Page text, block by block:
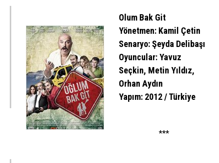
Olum Bak Git
Yönetmen: Kamil Çetin
Senaryo: Şeyda Delibaşı
Oyuncular: Yavuz
Seçkin, Metin Yıldız,
Orhan Aydın
Yapım: 2012 / Türkiye
***